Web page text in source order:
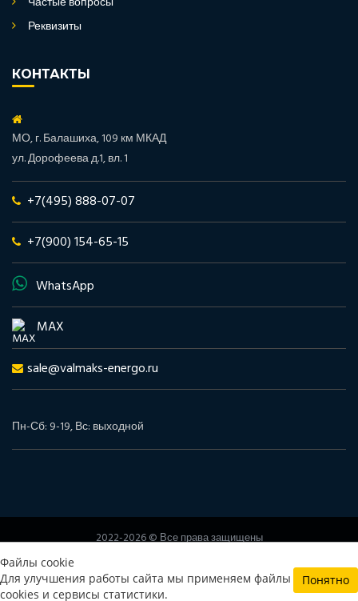
Файлы cookie
Для улучшения работы сайта мы применяем файлы
cookies и сервисы статистики.
Понятно
Реквизиты
КОНТАКТЫ
МО, г. Балашиха, 109 км МКАД
ул. Дорофеева д.1, вл. 1
+7(495) 888-07-07
+7(900) 154-65-15
WhatsApp
MAX
sale@valmaks-energo.ru
Пн-Сб: 9-19, Вс: выходной
2022-2026 © Все права защищены
Политика конфиденциальности
Согласие на обработку
персональных данных